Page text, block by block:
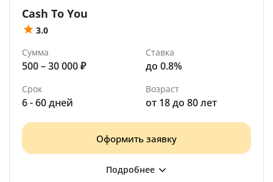
Cash To You
3.0
Сумма
500 – 30 000 ₽
Ставка
до 0.8%
Срок
6 - 60 дней
Возраст
от 18 до 80 лет
Оформить заявку